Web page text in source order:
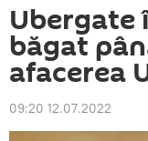
Ubergate
băgat
afacerea
09:20 12.07.2022